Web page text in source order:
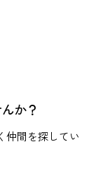
か？
仲間を探してい